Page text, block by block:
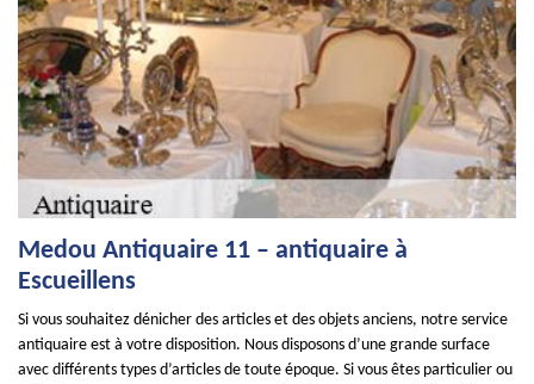
Medou Antiquaire 11 – antiquaire à
Escueillens
Si vous souhaitez dénicher des articles et des objets anciens, notre service
antiquaire est à votre disposition. Nous disposons d’une grande surface
avec différents types d’articles de toute époque. Si vous êtes particulier ou